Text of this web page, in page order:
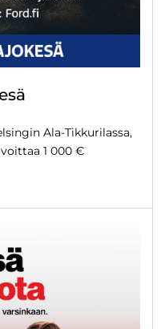
Ala-Tikkurilassa,
1 000 €